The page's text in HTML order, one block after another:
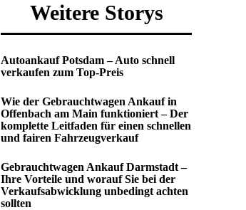
Weitere Storys
Autoankauf Potsdam – Auto schnell
verkaufen zum Top-Preis
Wie der Gebrauchtwagen Ankauf in
Offenbach am Main funktioniert – Der
komplette Leitfaden für einen schnellen
und fairen Fahrzeugverkauf
Gebrauchtwagen Ankauf Darmstadt –
Ihre Vorteile und worauf Sie bei der
Verkaufsabwicklung unbedingt achten
sollten